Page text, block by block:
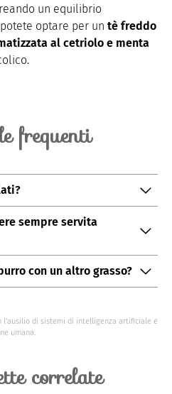
un equilibrio
optare per un tè freddo
al cetriolo e menta
frequenti
essere utilizzati, ma
prima di cuocerli.
sempre servita
essere gustata anche
con un altro grasso?
l’ausilio di sistemi di intelligenza artificiale e
umana.
correlate